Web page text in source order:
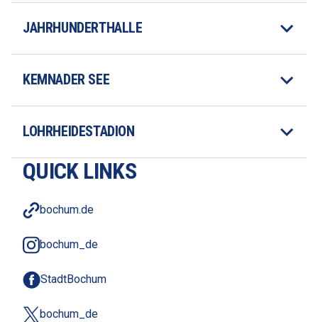
JAHRHUNDERTHALLE
KEMNADER SEE
LOHRHEIDESTADION
QUICK LINKS
bochum.de
bochum_de
StadtBochum
bochum_de